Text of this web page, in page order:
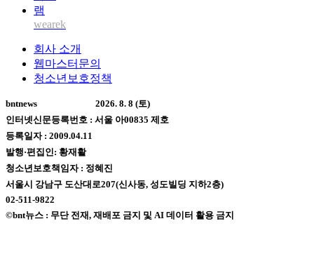
wearek
회사 소개
웹마스터문의
청소년보호정책
bntnews
2026. 8. 8 (토)
인터넷신문등록번호 : 서울 아00835 제호
등록일자 : 2009.04.11
발행·편집인: 황재활
청소년보호책임자 : 정혜진
서울시 강남구 도산대로207(신사동, 성도빌딩 지하2층)
02-511-9822
©bnt뉴스 : 무단 전재, 재배포 금지 및 AI 데이터 활용 금지